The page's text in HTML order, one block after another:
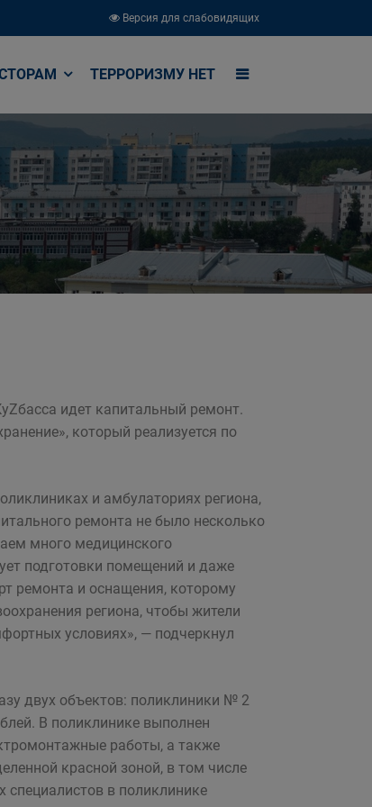
Версия для слабовидящих
ТЕРРОРИЗМУ НЕТ
идет капитальный ремонт.
который реализуется по
и амбулаториях региона,
ремонта не было несколько
много медицинского
подготовки помещений и даже
ремонта и оснащения, которому
региона, чтобы жители
условиях», — подчеркнул
двух объектов: поликлиники № 2
В поликлинике выполнен
работы, а также
красной зоной, в том числе
в поликлинике